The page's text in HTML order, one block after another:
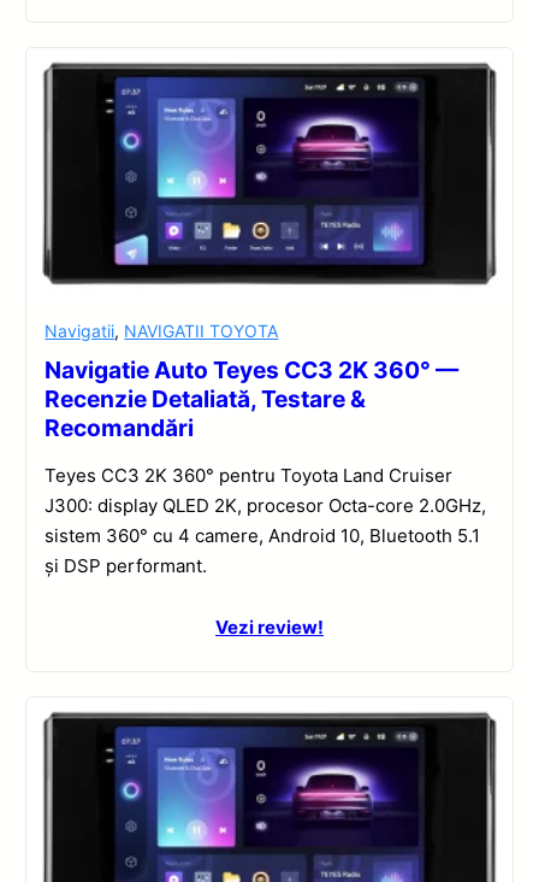
Navigatii, NAVIGATII TOYOTA
Navigatie Auto Teyes CC3 2K 360° —
Recenzie Detaliată, Testare &
Recomandări
Teyes CC3 2K 360° pentru Toyota Land Cruiser
J300: display QLED 2K, procesor Octa-core 2.0GHz,
sistem 360° cu 4 camere, Android 10, Bluetooth 5.1
și DSP performant.
Vezi review!